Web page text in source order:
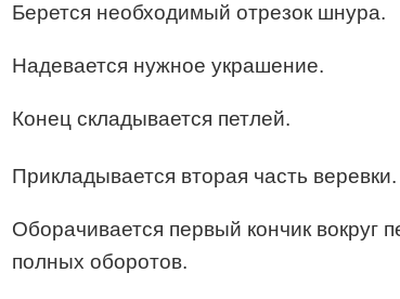
Берется необходимый отрезок шнура.
Надевается нужное украшение.
Конец складывается петлей.
Прикладывается вторая часть веревки.
Оборачивается первый кончик вокруг
полных оборотов.